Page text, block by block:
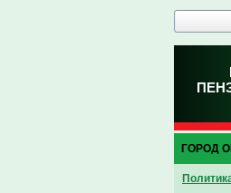
ГОРОД